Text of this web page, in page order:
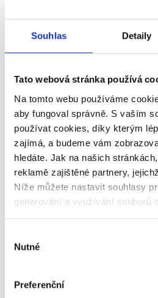
Souhlas Detaily
Tato webová stránka používá
Na tomto webu používáme
aby fungoval správně. S vaším
používat cookies, díky kterým
zajímá, a budeme vám
hledáte. Jak na našich
reklamě zajištěné partnery,
Níže můžete nastavit souhlasy
generování a využívání souborů
souhlasu
Nutné
Preferenční